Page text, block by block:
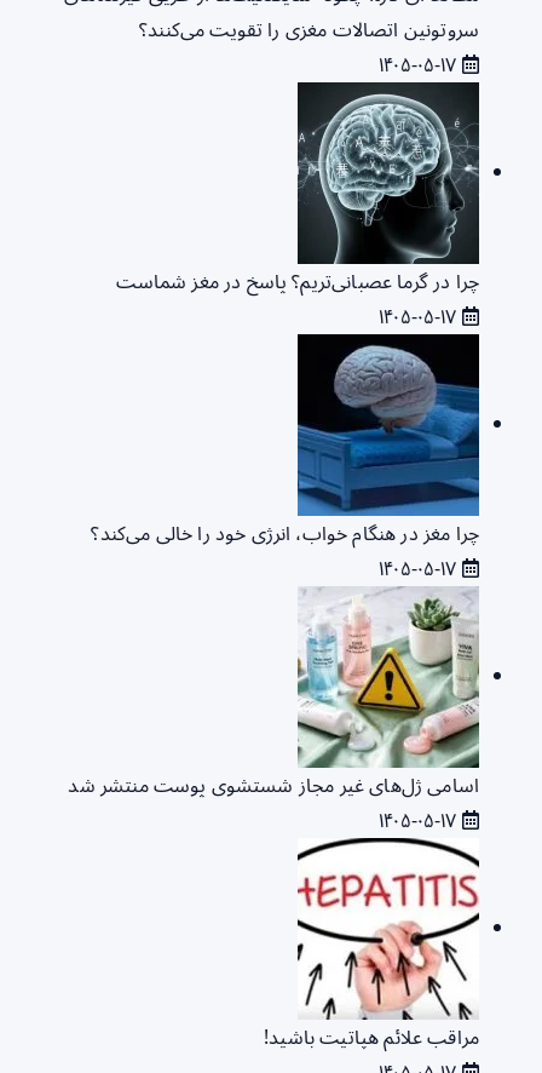
سروتونین اتصالات مغزی را تقویت می‌کنند؟
چرا در گرما عصبانی‌تریم؟ پاسخ در مغز شماست
چرا مغز در هنگام خواب، انرژی خود را خالی می‌کند؟
اسامی ژل‌های غیر مجاز شستشوی پوست منتشر شد
مراقب علائم هپاتیت باشید!